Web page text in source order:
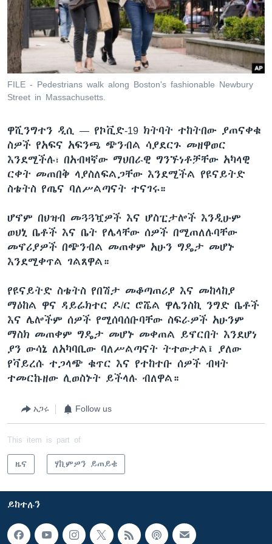
ቋንቋዎች
FILE - Pedestrians walk along Boston's fashionable Newbury
Street in Massachusetts.
ዋሺንግተን ዲሲ — የኮቪድ-19 ክትባት ተከትበው ያጠናቀቁ
ስዎች የአፍና አፍንጫ ጭንብል ሳያደርጉ መዘዋወር
እንደሚችሉ፣ በአብዛኛው ማህበራዊ ግንኙነቶቻቸው አካላዊ
ርቀት መጠበቅ ላያስለፍልጋቸው እንደሚችል የዩናይትድ
ስቴትስ የጤና ባለሥልጣናት ተናገሩ።
ሆኖም በህዝብ መጓጓዧዎች እና ሆስፒታሎች እንዲሁም
ወህኒ ቤቶች እና ቤት የሌላቸው ሰዎች በሚጠለሉባቸው
መኖሪያዎች በጭንብል መጠቀም አሁን ግዴታ መሆኑ
እንደሚቀጥል ገልጸዋል።
የዩናይትድ ስቴትስ የበሽታ መቆጣጠሪያ እና መከላከያ
ማዕከል ዋና ዳይሬክተር ዶ/ር ሮሼል ዋሌንስኪ ንግድ ቤቶች
እና ሌሎችም ሰዎች የሚሰባሰቡባቸው ስፍራዎች አሁንም
ማስክ መጠቀም ግዴታ መሆኑ መቀጠል ይኖርበት እንደሆነ
ያን ውሳኔ ለአካባቢው ባለሥልጣናት ትተውታል፤ ያለው
የቫይረሱ ተጋላጭ ቁጥር እና የተከተቡ ሰዎች ብዛት
ተመርኩዘው ሊወስኑት ይችላሉ ብለዋል።
አጋሩ Follow us
This item is part of
ዜና ሃኪምዎን ይጠይቁ
ይከተሉን